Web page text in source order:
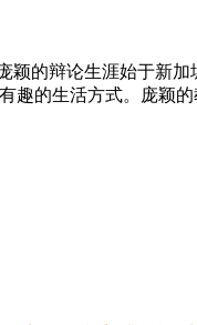
的辩论生涯始于新
的生活方式。庞颖